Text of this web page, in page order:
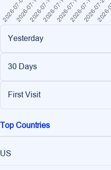
Yesterday
30 Days
First Visit
Top Countries
US